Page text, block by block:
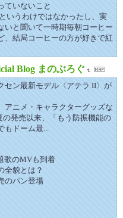
ていないこと
いうわけではなかったし、実
いと聞いて一時期毎朝コーヒー
、結局コーヒーの方が好きで紅
Blog まのぶろぐ
セン最新モデル〈アテラ II〉が
アニメ・キャラクターグッズな
の発売以来、「もう防振機能の
ドーム最...
歌のMVも到着
全貌とは？
のパン登場